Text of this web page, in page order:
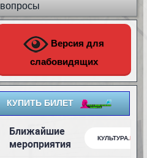
вопросы
Версия для
слабовидящих
КУПИТЬ БИЛЕТ